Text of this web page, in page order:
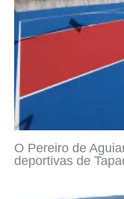
O Pereiro de
deportivas de